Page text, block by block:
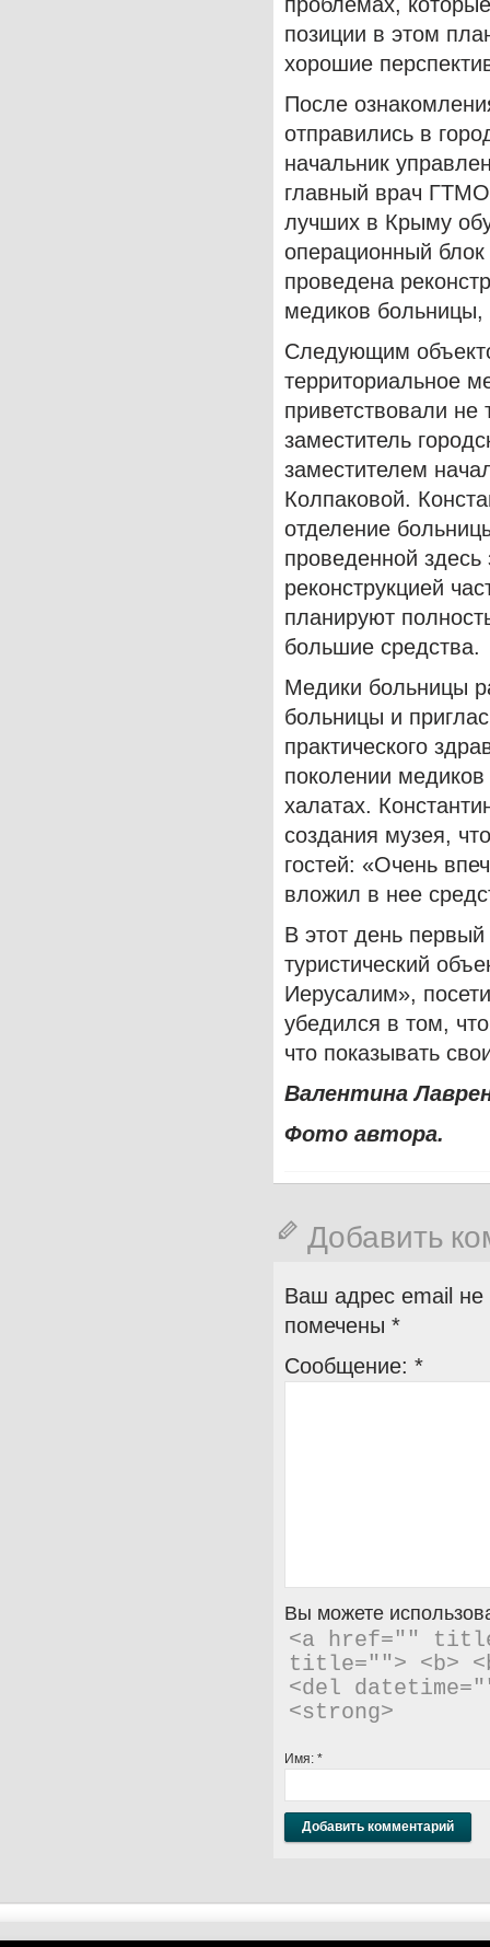
позиции в этом
хорошие
После
отправились в
начальник
главный врач
лучших в Крыму
операционный блок
проведена
медиков
Следующим
территориальное
приветствовали
заместитель
заместителем
Колпаковой.
отделение
проведенной здесь
реконструкцией
планируют
большие средства.
Медики больницы
больницы и
практического
поколении
халатах.
создания музея,
гостей: «Очень
вложил в нее
В этот день
туристический
Иерусалим»,
убедился в том,
что показывать
Валентина
Фото автора.
Добавить
Ваш адрес email не
помечены *
Сообщение: *
Вы можете
<a href=""
title=""> <b>
<del
<strong>
Имя: *